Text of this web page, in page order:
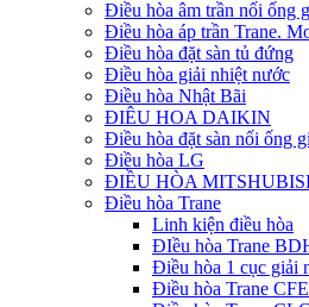
Điều hòa âm trần nối
Điều hòa áp trần Trane.
Điều hòa đặt sàn tủ đứng
Điều hòa giải nhiệt nước
Điều hòa Nhật Bãi
ĐIÊU HOA DAIKIN
Điều hòa đặt sàn nối ống
Điều hòa LG
ĐIỀU HÒA
Điều hòa Trane
Linh kiện điều hòa
ĐIều hòa Trane
Điều hòa 1 cục giải
Điều hòa Trane